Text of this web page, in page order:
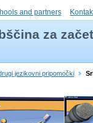
and partners
za
jezikovni pripomočki